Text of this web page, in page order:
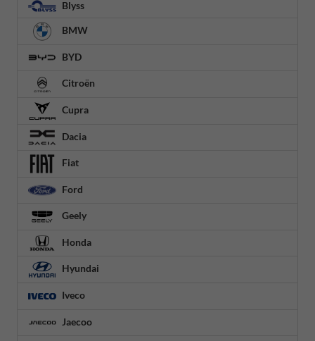
Blyss
BMW
BYD
Citroën
Cupra
Dacia
Fiat
Ford
Geely
Honda
Hyundai
Iveco
Jaecoo